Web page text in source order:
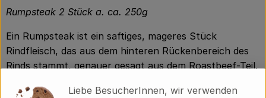
Rumpsteak 2 Stück a. ca. 250g
Ein Rumpsteak ist ein saftiges, mageres Stück
Rindfleisch, das aus dem hinteren Rückenbereich des
Rinds stammt, genauer gesagt aus dem Roastbeef-Teil.
eine zarte, aber dennoch feste Textur aus. Das
Liebe BesucherInnen, wir verwenden